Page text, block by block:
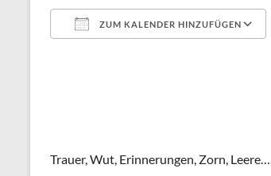
ZUM KALENDER HINZUFÜGEN
Trauer, Wut, Erinnerungen, Zorn,